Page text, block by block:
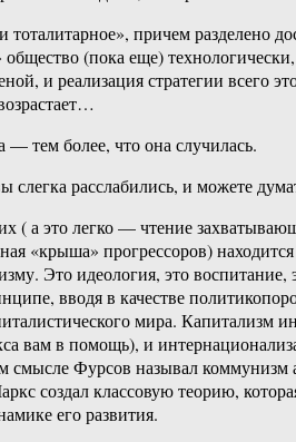
тоталитарное», причем
общество (пока еще)
и реализация стратегии всего
тем более, что она случилась.
расслабились, и можете
( а это легко — чтение
«крыша» прогрессоров)
Это идеология, это
вводя в качестве
мира.
вам в помощь), и
Фурсов называл коммунизм
создал классовую теорию,
его развития.